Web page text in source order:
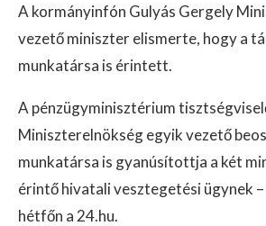
A kormányinfón Gulyás Gergely
vezető miniszter elismerte, hogy a
munkatársa is érintett.
A pénzügyminisztérium
Miniszterelnökség egyik vezető
munkatársa is gyanúsítottja a két
érintő hivatali vesztegetési ügynek
hétfőn a 24.hu.